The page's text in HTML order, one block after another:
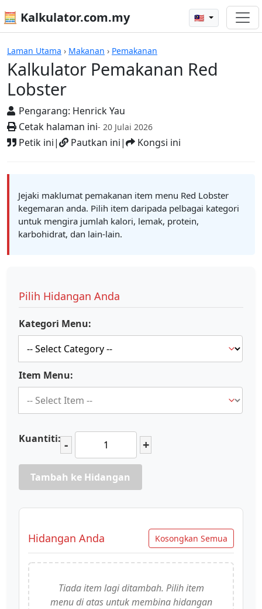
🧮 Kalkulator.com.my 🇲🇾
Laman Utama › Makanan › Pemakanan
Kalkulator Pemakanan Red
Lobster
Pengarang: Henrick Yau
Cetak halaman ini- 20 Julai 2026
Petik ini| Pautkan ini| Kongsi ini
Kalkulator
Jejaki maklumat pemakanan item menu Red Lobster
kegemaran anda. Pilih item daripada pelbagai kategori
untuk mengira jumlah kalori, lemak, protein,
karbohidrat, dan lain-lain.
Pilih Hidangan Anda
Kategori Menu:
Item Menu:
Kuantiti: - +
Tambah ke Hidangan
Hidangan Anda Kosongkan Semua
Tiada item lagi ditambah. Pilih item
menu di atas untuk membina hidangan